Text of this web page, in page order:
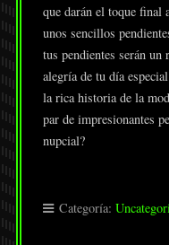
que darán el toque final
unos sencillos
tus pendientes serán
alegría de tu día
la rica historia de la
par de impresionantes
nupcial?
Categoría: